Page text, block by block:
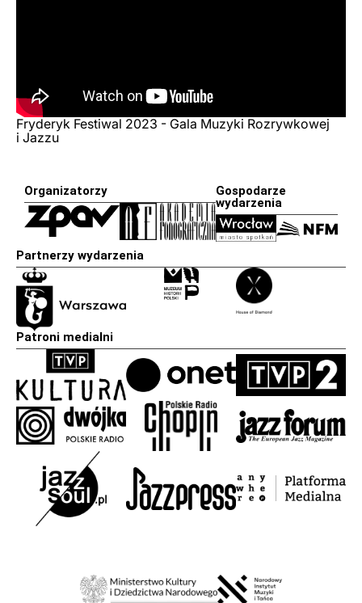
Fryderyk Festiwal 2023 - Gala Muzyki Rozrywkowej
i Jazzu
Organizatorzy
Gospodarze
wydarzenia
Partnerzy wydarzenia
Patroni medialni